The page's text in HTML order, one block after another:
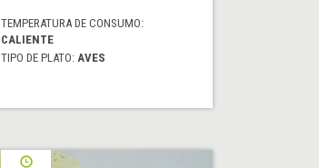
TEMPERATURA DE CONSUMO:
CALIENTE
TIPO DE PLATO:AVES